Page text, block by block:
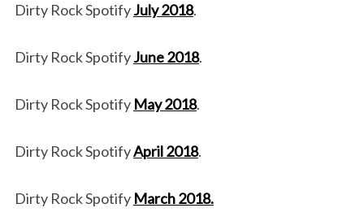
Dirty Rock SpotifyJuly 2018.
Dirty Rock SpotifyJune 2018.
Dirty Rock Spotify May 2018.
Dirty Rock SpotifyApril 2018.
Dirty Rock Spotify March 2018.